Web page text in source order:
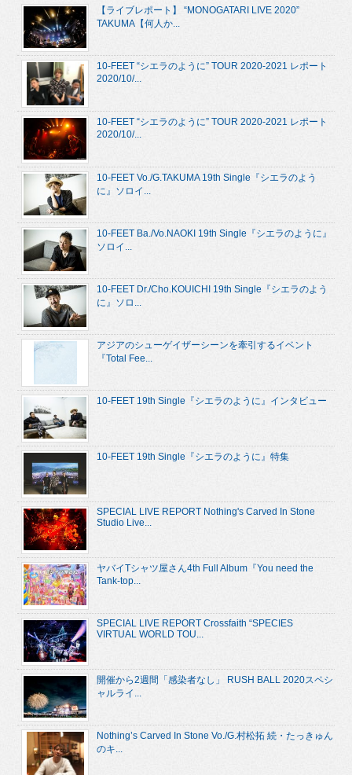
【ライブレポート】 “MONOGATARI LIVE 2020”
TAKUMA【何人か...
10-FEET “シエラのように” TOUR 2020-2021 レポート
2020/10/...
10-FEET “シエラのように” TOUR 2020-2021 レポート
2020/10/...
10-FEET Vo./G.TAKUMA 19th Single『シエラのよう
に』ソロイ...
10-FEET Ba./Vo.NAOKI 19th Single『シエラのように』
ソロイ...
10-FEET Dr./Cho.KOUICHI 19th Single『シエラのよう
に』ソロ...
アジアのシューゲイザーシーンを牽引するイベント
『Total Fee...
10-FEET 19th Single『シエラのように』インタビュー
10-FEET 19th Single『シエラのように』特集
SPECIAL LIVE REPORT Nothing's Carved In Stone
Studio Live...
ヤバイTシャツ屋さん4th Full Album『You need the
Tank-top...
SPECIAL LIVE REPORT Crossfaith “SPECIES
VIRTUAL WORLD TOU...
開催から2週間「感染者なし」 RUSH BALL 2020スペシ
ャルライ...
Nothing’s Carved In Stone Vo./G.村松拓 続・たっきゅん
のキ...